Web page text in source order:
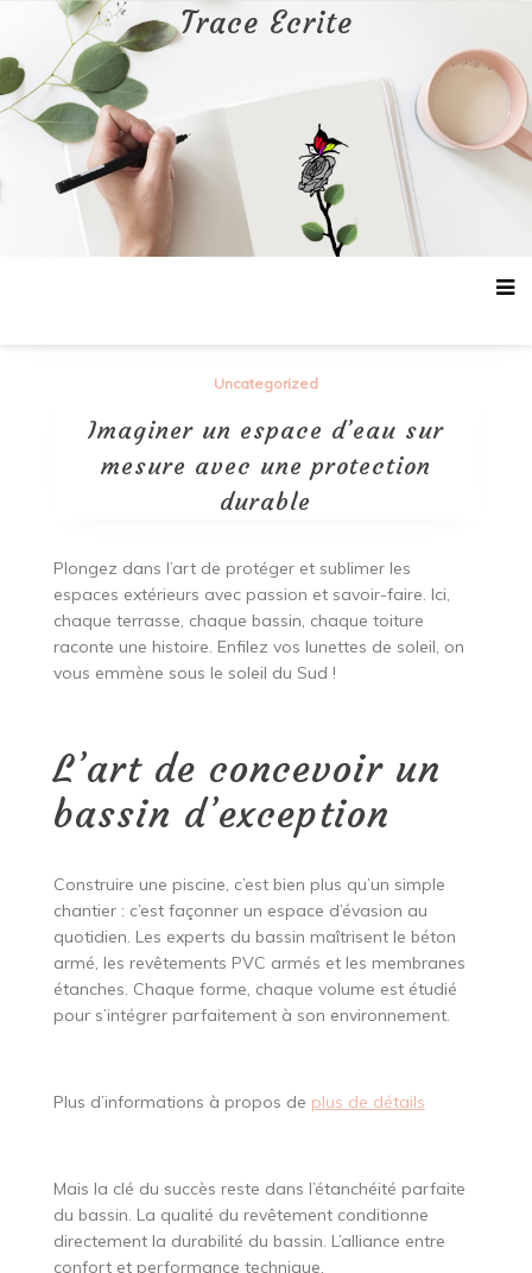
contenu
Trace Ecrite
Uncategorized
Imaginer un espace d’eau sur
mesure avec une protection
durable
Plongez dans l’art de protéger et sublimer les
espaces extérieurs avec passion et savoir-faire. Ici,
chaque terrasse, chaque bassin, chaque toiture
raconte une histoire. Enfilez vos lunettes de soleil, on
vous emmène sous le soleil du Sud !
L’art de concevoir un
bassin d’exception
Construire une piscine, c’est bien plus qu’un simple
chantier : c’est façonner un espace d’évasion au
quotidien. Les experts du bassin maîtrisent le béton
armé, les revêtements PVC armés et les membranes
étanches. Chaque forme, chaque volume est étudié
pour s’intégrer parfaitement à son environnement.
Plus d’informations à propos de plus de détails
Mais la clé du succès reste dans l’étanchéité parfaite
du bassin. La qualité du revêtement conditionne
directement la durabilité du bassin. L’alliance entre
confort et performance technique.